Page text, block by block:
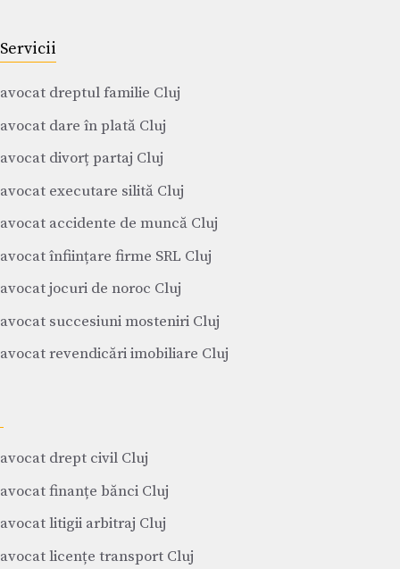
Servicii
avocat dreptul familie Cluj
avocat dare în plată Cluj
avocat divorț partaj Cluj
avocat executare silită Cluj
avocat accidente de muncă Cluj
avocat înființare firme SRL Cluj
avocat jocuri de noroc Cluj
avocat succesiuni mosteniri Cluj
avocat revendicări imobiliare Cluj
avocat drept civil Cluj
avocat finanțe bănci Cluj
avocat litigii arbitraj Cluj
avocat licențe transport Cluj